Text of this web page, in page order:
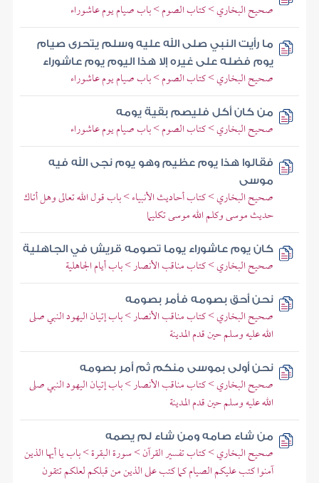
صحيح البخاري > كتاب الصوم > باب صيام يوم عاشوراء
ما رأيت النبي صلى الله عليه وسلم يتحرى صيام
يوم فضله على غيره إلا هذا اليوم يوم عاشوراء
صحيح البخاري > كتاب الصوم > باب صيام يوم عاشوراء
من كان أكل فليصم بقية يومه
صحيح البخاري > كتاب الصوم > باب صيام يوم عاشوراء
فقالوا هذا يوم عظيم وهو يوم نجى الله فيه
موسى
صحيح البخاري > كتاب أحاديث الأنبياء > باب قول الله تعالى وهل أتاك
حديث موسى وكلم الله موسى تكليما
كان يوم عاشوراء يوما تصومه قريش في الجاهلية
صحيح البخاري > كتاب مناقب الأنصار > باب أيام الجاهلية
نحن أحق بصومه فأمر بصومه
صحيح البخاري > كتاب مناقب الأنصار > باب إتيان اليهود النبي صلى
الله عليه وسلم حين قدم المدينة
نحن أولى بموسى منكم ثم أمر بصومه
صحيح البخاري > كتاب مناقب الأنصار > باب إتيان اليهود النبي صلى
الله عليه وسلم حين قدم المدينة
من شاء صامه ومن شاء لم يصمه
صحيح البخاري > كتاب تفسير القرآن > سورة البقرة > باب يا أيها الذين
آمنوا كتب عليكم الصيام كما كتب على الذين من قبلكم لعلكم تتقون